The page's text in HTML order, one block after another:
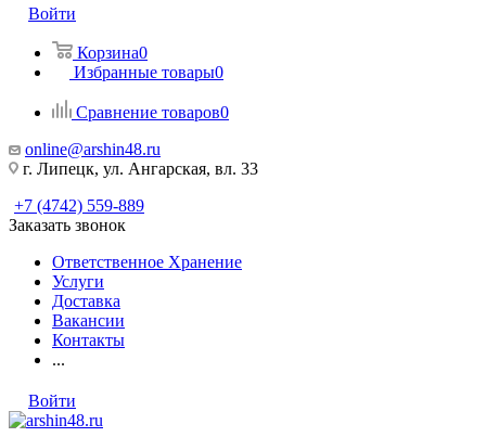
Войти
Корзина0
Избранные товары0
Сравнение товаров0
online@arshin48.ru
г. Липецк, ул. Ангарская, вл. 33
+7 (4742) 559-889
Заказать звонок
Ответственное Хранение
Услуги
Доставка
Вакансии
Контакты
...
Войти